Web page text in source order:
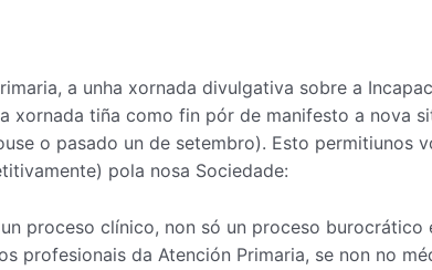
a unha xornada divulgativa sobre a
xornada tiña como fin pór de manifesto a nova
o pasado un de setembro). Esto permitiunos
pola nosa Sociedade:
proceso clínico, non só un proceso burocrático
profesionais da Atención Primaria, se non no